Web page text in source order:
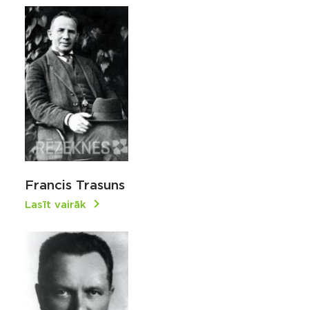
Francis Trasuns
Lasīt vairāk